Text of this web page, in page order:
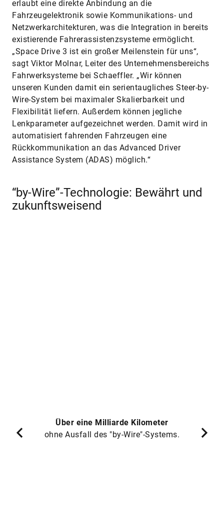
erlaubt eine direkte Anbindung an die
Fahrzeugelektronik sowie Kommunikations- und
Netzwerkarchitekturen, was die Integration in bereits
existierende Fahrerassistenzsysteme ermöglicht.
„Space Drive 3 ist ein großer Meilenstein für uns“,
sagt Viktor Molnar, Leiter des Unternehmensbereichs
Fahrwerksysteme bei Schaeffler. „Wir können
unseren Kunden damit ein serientaugliches Steer-by-
Wire-System bei maximaler Skalierbarkeit und
Flexibilität liefern. Außerdem können jegliche
Lenkparameter aufgezeichnet werden. Damit wird in
automatisiert fahrenden Fahrzeugen eine
Rückkommunikation an das Advanced Driver
Assistance System (ADAS) möglich.“
“by-Wire”-Technologie: Bewährt und
zukunftsweisend
Über eine Milliarde Kilometer
ohne Ausfall des "by-Wire"-Systems.